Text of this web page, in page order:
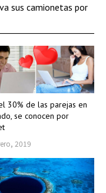
30% de las parejas en
se conocen por
2019
sus camionetas por